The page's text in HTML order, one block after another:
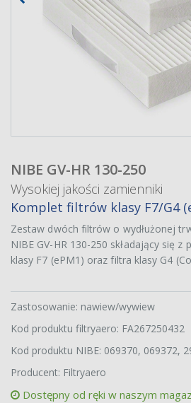
NIBE GV-HR 130-250
Wysokiej jakości zamienniki
Komplet filtrów klasy F7/G4
Zestaw dwóch filtrów o wydłużonej
NIBE GV-HR 130-250 składający się z
klasy F7 (ePM1) oraz filtra klasy G4
Zastosowanie: nawiew/wywiew
Kod produktu filtryaero: FA267250432
Kod produktu NIBE: 069370, 069372,
Producent: Filtryaero
Dostępny od ręki w naszym